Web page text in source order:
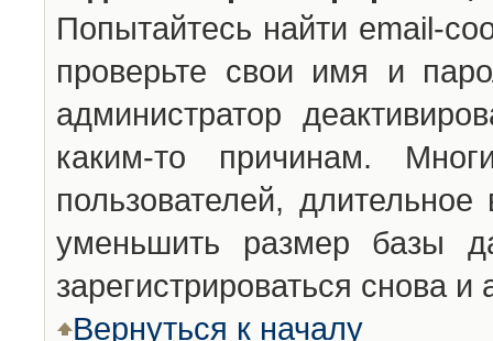
Попытайтесь найти email-
проверьте свои имя и
администратор
каким-то причинам.
пользователей,
уменьшить размер базы
зарегистрироваться снова и
Вернуться к началу